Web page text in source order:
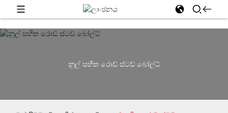
නූල් සහිත රොඩ් ස්ටඩ් බෝල්ට්